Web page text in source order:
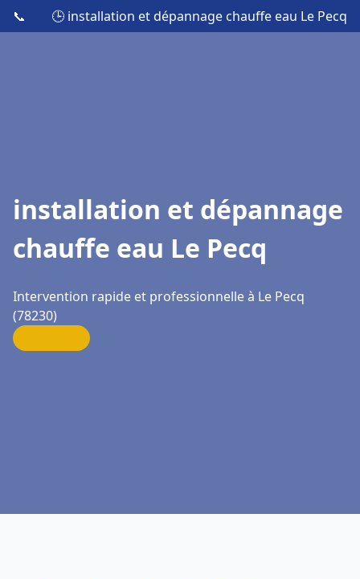
📞 🕒 installation et dépannage chauffe eau Le Pecq
installation et dépannage
chauffe eau Le Pecq
Intervention rapide et professionnelle à Le Pecq
(78230)